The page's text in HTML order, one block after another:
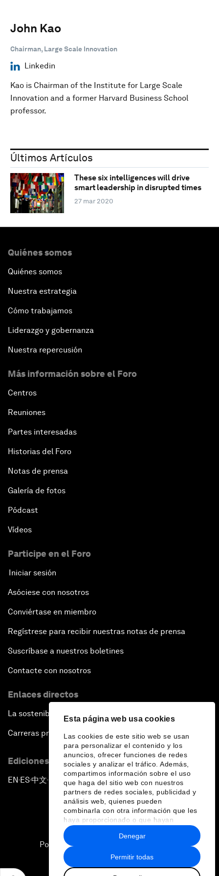
Esta página web usa cookies
Las cookies de este sitio web se usan
para personalizar el contenido y los
anuncios, ofrecer funciones de redes
sociales y analizar el tráfico. Además,
compartimos información sobre el uso
que haga del sitio web con nuestros
partners de redes sociales, publicidad y
análisis web, quienes pueden
combinarla con otra información que les
haya proporcionado o que hayan
recopilado a partir del uso que haya
hecho de sus servicios.
Permitir todas
Denegar
John Kao
Chairman, Large Scale Innovation
Linkedin
Kao is Chairman of the Institute for Large Scale
Innovation and a former Harvard Business School
professor.
Últimos Artículos
These six intelligences will drive
smart leadership in disrupted times
27 mar 2020
Quiénes somos
Quiénes somos
Nuestra estrategia
Cómo trabajamos
Liderazgo y gobernanza
Nuestra repercusión
Más información sobre el Foro
Centros
Reuniones
Partes interesadas
Historias del Foro
Notas de prensa
Galería de fotos
Pódcast
Vídeos
Participe en el Foro
Iniciar sesión
Asóciese con nosotros
Conviértase en miembro
Regístrese para recibir nuestras notas de prensa
Suscríbase a nuestros boletines
Contacte con nosotros
Enlaces directos
La sostenibilidad en el Foro
Carreras profesionales
Ediciones en otros idiomas
EN ▪ES▪中文▪ 日本語
Política de privacidad y normas de uso
Sitemap